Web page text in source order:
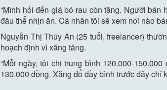
“Mình hỏi đến giá bó rau còn tăng. Người
đâu thể nhịn ăn. Cá nhân tôi sẽ xem nơi nào
Nguyễn Thị Thúy An (25 tuổi, freelancer)
hoạch định vì xăng tăng.
“Mỗi ngày, tôi chi trung bình 120.000-
130.000 đồng. Xăng đổ đầy bình trước đây